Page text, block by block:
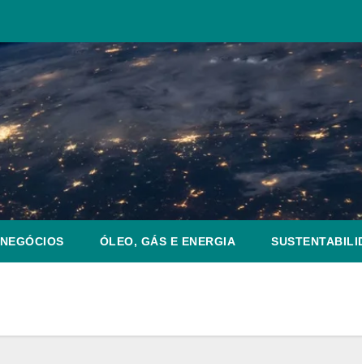
NEGÓCIOS ÓLEO, GÁS E ENERGIA